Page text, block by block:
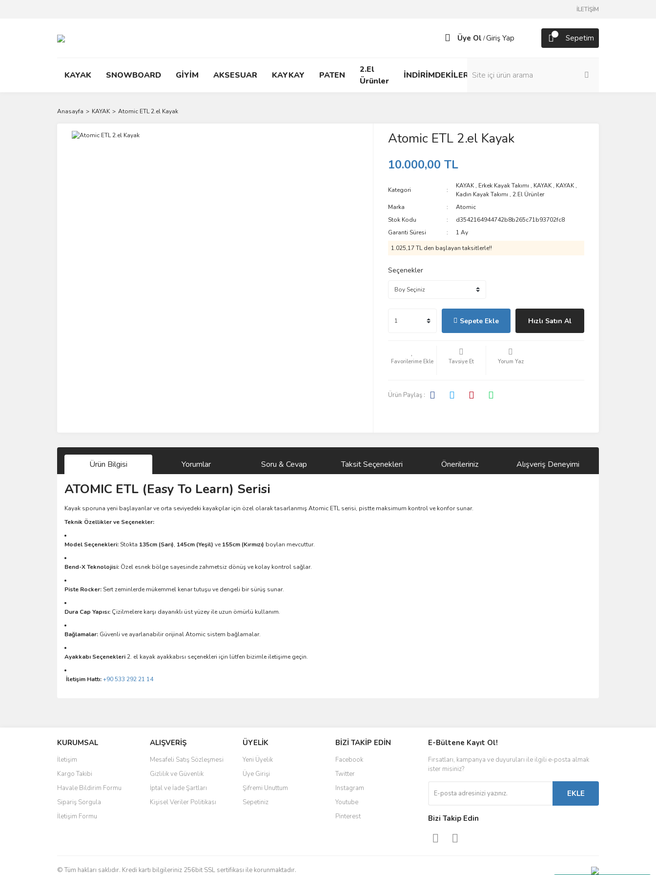
İLETİŞİM
Üye Ol /Giriş Yap Sepetim
KAYAK SNOWBOARD GİYİM AKSESUAR KAYKAY PATEN
2.El
Ürünler
İNDİRİMDEKİLER
Anasayfa KAYAK Atomic ETL 2.el Kayak
Atomic ETL 2.el Kayak
10.000,00 TL
Kategori
KAYAK , Erkek Kayak Takımı , KAYAK , KAYAK ,
Kadın Kayak Takımı ,2.El Ürünler
Marka
Atomic
Stok Kodu
d3542164944742b8b265c71b93702fc8
Garanti Süresi
1 Ay
1.025,17 TL den başlayan taksitlerle!!
Seçenekler
Sepete Ekle Hızlı Satın Al
Tavsiye Et Yorum Yaz
Ürün Paylaş :
Ürün Bilgisi Yorumlar Soru & Cevap Taksit Seçenekleri Önerileriniz Alışveriş Deneyimi
ATOMIC ETL (Easy To Learn) Serisi
Kayak sporuna yeni başlayanlar ve orta seviyedeki kayakçılar için özel olarak tasarlanmış Atomic ETL serisi, pistte maksimum kontrol ve konfor sunar.
Teknik Özellikler ve Seçenekler:
Model Seçenekleri:Stokta 135cm (Sarı), 145cm (Yeşil) ve 155cm (Kırmızı) boyları mevcuttur.
Bend-X Teknolojisi: Özel esnek bölge sayesinde zahmetsiz dönüş ve kolay kontrol sağlar.
Piste Rocker:Sert zeminlerde mükemmel kenar tutuşu ve dengeli bir sürüş sunar.
Dura Cap Yapısı: Çizilmelere karşı dayanıklı üst yüzey ile uzun ömürlü kullanım.
Bağlamalar: Güvenli ve ayarlanabilir orijinal Atomic sistem bağlamalar.
Ayakkabı Seçenekleri2. el kayak ayakkabısı seçenekleri için lütfen bizimle iletişime geçin.
İletişim Hattı:+90 533 292 21 14
Ürün resmi kalitesiz, bozuk veya görüntülenemiyor.
Ürün açıklamasında eksik bilgiler bulunuyor.
Ürün bilgilerinde hatalar bulunuyor.
Ürün fiyatı diğer sitelerden daha pahalı.
Bu ürüne benzer farklı alternatifler olmalı.
KURUMSAL
İletişim
Kargo Takibi
Havale Bildirim Formu
Sipariş Sorgula
İletişim Formu
ALIŞVERİŞ
Mesafeli Satış Sözleşmesi
Gizlilik ve Güvenlik
İptal ve İade Şartları
Kişisel Veriler Politikası
ÜYELİK
Yeni Üyelik
Üye Girişi
Şifremi Unuttum
Sepetiniz
BİZİ TAKİP EDİN
Facebook
Twitter
Instagram
Youtube
Pinterest
E-Bültene Kayıt Ol!
Fırsatları, kampanya ve duyuruları ile ilgili e-posta almak
ister misiniz?
EKLE
Bizi Takip Edin
© Tüm hakları saklıdır. Kredi kartı bilgileriniz 256bit SSL sertifikası ile korunmaktadır.